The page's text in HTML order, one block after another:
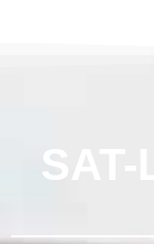
SAT-